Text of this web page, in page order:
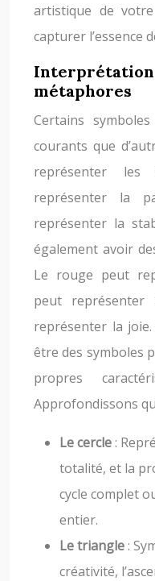
artistique de
capturer l’essence
Interprétation
métaphores
Certains
courants que
représenter
représenter la
représenter la
également avoir
Le rouge peut
peut
représenter la
être des symboles
propres
Approfondissons
Le cercle:
totalité, et la
cycle complet
entier.
Le triangle:
créativité,